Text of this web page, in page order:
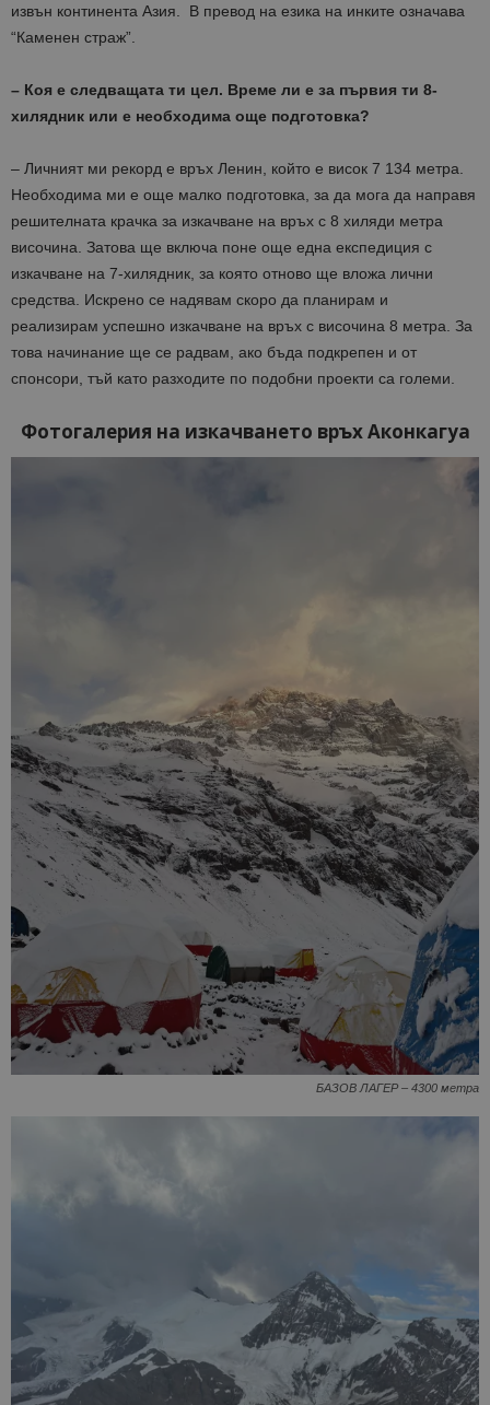
извън континента Азия. В превод на езика на инките означава
“Каменен страж”.
– Коя е следващата ти цел. Време ли е за първия ти 8-
хилядник или е необходима още подготовка?
– Личният ми рекорд е връх Ленин, който е висок 7 134 метра.
Необходима ми е още малко подготовка, за да мога да направя
решителната крачка за изкачване на връх с 8 хиляди метра
височина. Затова ще включа поне още една експедиция с
изкачване на 7-хилядник, за която отново ще вложа лични
средства. Искрено се надявам скоро да планирам и
реализирам успешно изкачване на връх с височина 8 метра. За
това начинание ще се радвам, ако бъда подкрепен и от
спонсори, тъй като разходите по подобни проекти са големи.
Фотогалерия на изкачването връх Аконкагуа
БАЗОВ ЛАГЕР – 4300 метра